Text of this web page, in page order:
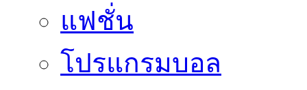
แฟชั่น
โปรแกรมบอล